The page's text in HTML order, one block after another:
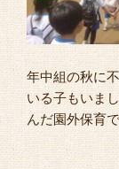
年中組の秋に
いる子もいま
んだ園外保育